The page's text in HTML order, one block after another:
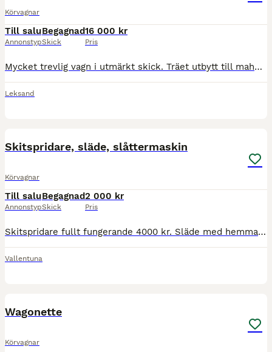
Körvagnar
Till salu
Annonstyp
Begagnad
Skick
16 000 kr
Pris
Mycket trevlig vagn i utmärkt skick. Träet utbytt till mahogny när vagnen köptes för att det var snyggare. Dock inte mycket använd pga sjukdom. Har alltid stått under tak.
Leksand
Skitspridare, släde, slåttermaskin
Körvagnar
Till salu
Annonstyp
Begagnad
Skick
2 000 kr
Pris
Skitspridare fullt fungerande 4000 kr. Släde med hemmagjord bräda att sitta på 2000 kr. Slåttermaskin i fint skick med extra kniv 5000 kr. Använda till nordsvensk brukshäst. Finns i Vallentuna.
Vallentuna
Wagonette
Körvagnar